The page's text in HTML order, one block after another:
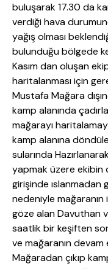
buluşarak 17.30 da
verdiği hava
yağış olması
bulunduğu bölgede
Kasım dan oluşan
haritalanması için
Mustafa Mağara
kamp alanında
mağarayı
kamp alanına
sularında
yapmak üzere ekibin
girişinde ıslanmadan
nedeniyle mağaranın
göze alan Davuthan
saatlik bir keşiften
ve mağaranın
Mağaradan çıkıp